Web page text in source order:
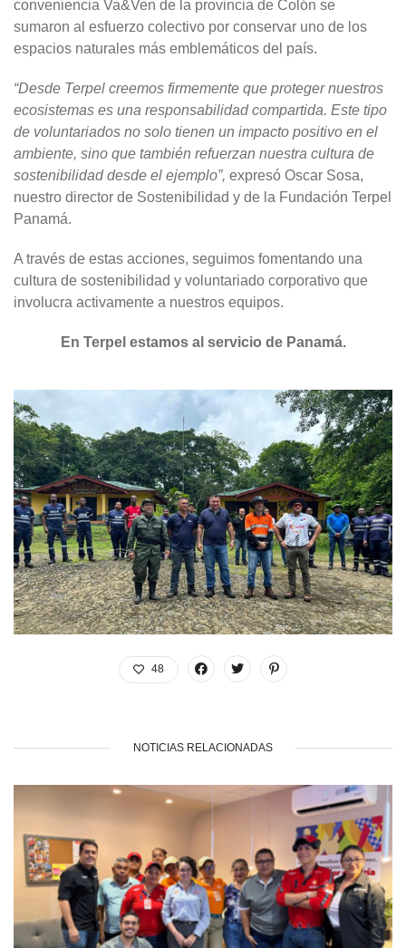
conveniencia Va&Ven de la provincia de Colón se
sumaron al esfuerzo colectivo por conservar uno de los
espacios naturales más emblemáticos del país.
“Desde Terpel creemos firmemente que proteger nuestros
ecosistemas es una responsabilidad compartida. Este tipo
de voluntariados no solo tienen un impacto positivo en el
ambiente, sino que también refuerzan nuestra cultura de
sostenibilidad desde el ejemplo”, expresó Oscar Sosa,
nuestro director de Sostenibilidad y de la Fundación Terpel
Panamá.
A través de estas acciones, seguimos fomentando una
cultura de sostenibilidad y voluntariado corporativo que
involucra activamente a nuestros equipos.
En Terpel estamos al servicio de Panamá.
48
NOTICIAS RELACIONADAS